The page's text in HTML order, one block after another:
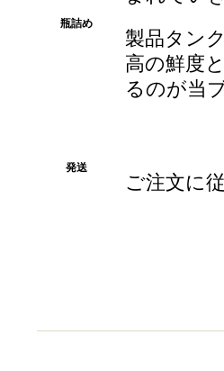
瓶詰め
製品タン
高の鮮度
るのが当
発送
ご注文に